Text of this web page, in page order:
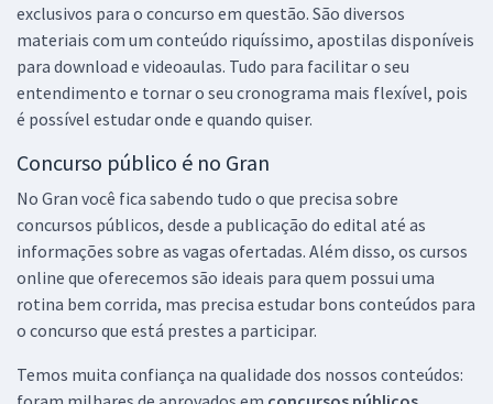
exclusivos para o concurso em questão. São diversos
materiais com um conteúdo riquíssimo, apostilas disponíveis
para download e videoaulas. Tudo para facilitar o seu
entendimento e tornar o seu cronograma mais flexível, pois
é possível estudar onde e quando quiser.
Concurso público é no Gran
No Gran você fica sabendo tudo o que precisa sobre
concursos públicos, desde a publicação do edital até as
informações sobre as vagas ofertadas. Além disso, os cursos
online que oferecemos são ideais para quem possui uma
rotina bem corrida, mas precisa estudar bons conteúdos para
o concurso que está prestes a participar.
Temos muita confiança na qualidade dos nossos conteúdos: